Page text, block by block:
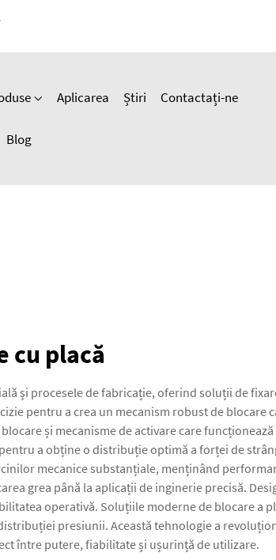
Aplicarea Știri Contactați-ne
Blog
cu placă
și procesele de fabricație, oferind soluții de
pentru a crea un mecanism robust de blocare
și mecanisme de activare care
a obține o distribuție optimă a forței de
mecanice substanțiale, menținând
grea până la aplicații de inginerie precisă.
operativă. Soluțiile moderne de blocare a
presiunii. Această tehnologie a
între putere, fiabilitate și ușurință de utilizare.